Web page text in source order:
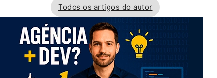
Todos os artigos do autor